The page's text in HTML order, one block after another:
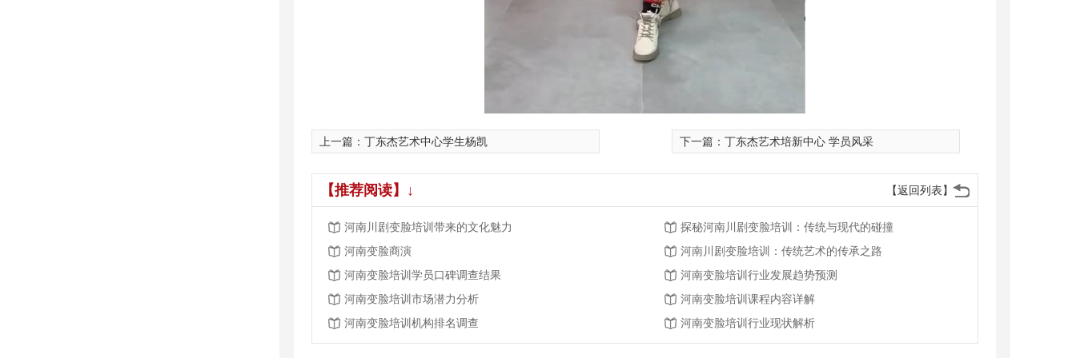
上一篇： 丁东杰艺术中心学生杨凯 下一篇： 丁东杰艺术培新中心 学员风采
【返回列表】
【推荐阅读】↓
河南川剧变脸培训带来的文化魅力
探秘河南川剧变脸培训：传统与现代的碰撞
河南变脸商演
河南川剧变脸培训：传统艺术的传承之路
河南变脸培训学员口碑调查结果
河南变脸培训行业发展趋势预测
河南变脸培训市场潜力分析
河南变脸培训课程内容详解
河南变脸培训机构排名调查
河南变脸培训行业现状解析